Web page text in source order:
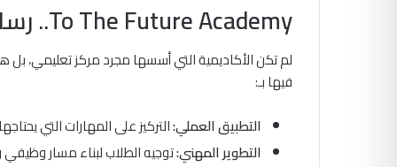
To The Future Academy.. رسالة تتجاوز التدريب التقليدي
لم تكن الأكاديمية التي أسسها مجرد مركز تعليمي، بل
فيها بـ:
التطبيق العملي:التركيز على المهارات التي
التطوير المهني:توجيه الطلاب لبناء مسار